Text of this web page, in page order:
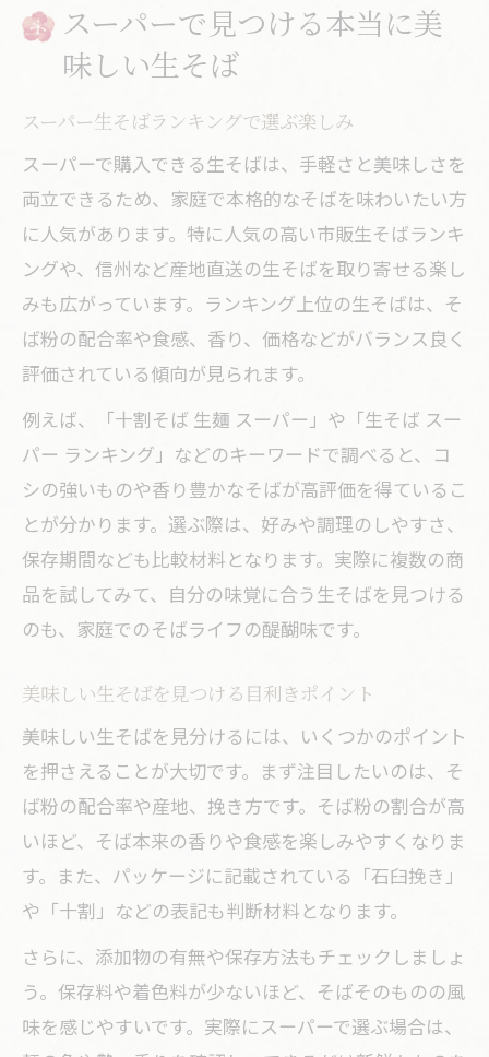
スーパーで見つける本当に美
味しい生そば
スーパー生そばランキングで選ぶ楽しみ
スーパーで購入できる生そばは、手軽さと美味しさを
両立できるため、家庭で本格的なそばを味わいたい方
に人気があります。特に人気の高い市販生そばランキ
ングや、信州など産地直送の生そばを取り寄せる楽し
みも広がっています。ランキング上位の生そばは、そ
ば粉の配合率や食感、香り、価格などがバランス良く
評価されている傾向が見られます。
例えば、「十割そば 生麺 スーパー」や「生そば スー
パー ランキング」などのキーワードで調べると、コ
シの強いものや香り豊かなそばが高評価を得ているこ
とが分かります。選ぶ際は、好みや調理のしやすさ、
保存期間なども比較材料となります。実際に複数の商
品を試してみて、自分の味覚に合う生そばを見つける
のも、家庭でのそばライフの醍醐味です。
美味しい生そばを見つける目利きポイント
美味しい生そばを見分けるには、いくつかのポイント
を押さえることが大切です。まず注目したいのは、そ
ば粉の配合率や産地、挽き方です。そば粉の割合が高
いほど、そば本来の香りや食感を楽しみやすくなりま
す。また、パッケージに記載されている「石臼挽き」
や「十割」などの表記も判断材料となります。
さらに、添加物の有無や保存方法もチェックしましょ
う。保存料や着色料が少ないほど、そばそのものの風
味を感じやすいです。実際にスーパーで選ぶ場合は、